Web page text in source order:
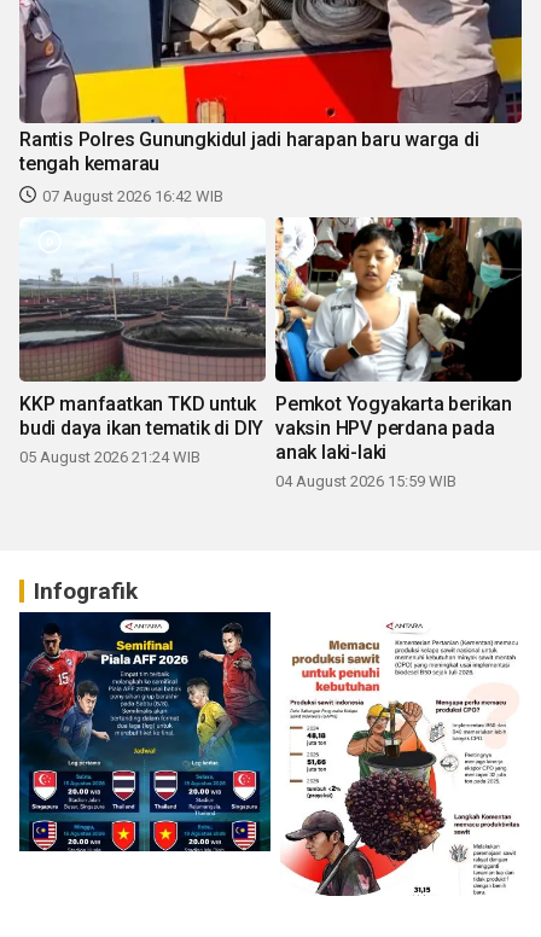
Rantis Polres Gunungkidul jadi harapan baru warga di
tengah kemarau
07 August 2026 16:42 WIB
KKP manfaatkan TKD untuk
budi daya ikan tematik di DIY
05 August 2026 21:24 WIB
Pemkot Yogyakarta berikan
vaksin HPV perdana pada
anak laki-laki
04 August 2026 15:59 WIB
Infografik